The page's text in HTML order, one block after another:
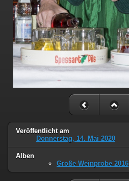
Veröffentlicht am
Donnerstag, 14. Mai 2020
Alben
Große Weinprobe 2016